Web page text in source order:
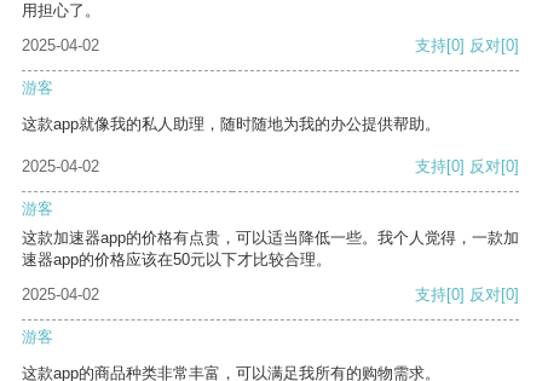
用担心了。
2025-04-02
支持[0] 反对[0]
游客
这款app就像我的私人助理，随时随地为我的办公提供帮助。
2025-04-02 支持[0] 反对[0]
游客
这款加速器app的价格有点贵，可以适当降低一些。我个人觉得，一款加
速器app的价格应该在50元以下才比较合理。
2025-04-02
支持[0] 反对[0]
游客
这款app的商品种类非常丰富，可以满足我所有的购物需求。